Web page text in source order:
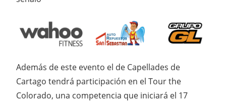
Además de este evento el de Capellades de
Cartago tendrá participación en el Tour the
Colorado, una competencia que iniciará el 17